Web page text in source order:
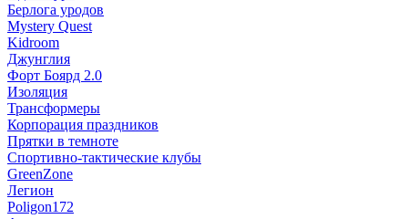
Берлога уродов
Mystery Quest
Kidroom
Джунглия
Форт Боярд 2.0
Изоляция
Трансформеры
Корпорация праздников
Прятки в темноте
Спортивно-тактические клубы
GreenZone
Легион
Poligon172